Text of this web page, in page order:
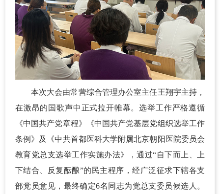
本次大会由常营综合管理办公室主任王翔宇主持，
在激昂的国歌声中正式拉开帷幕。选举工作严格遵循
《中国共产党章程》《中国共产党基层党组织选举工作
条例》及《中共首都医科大学附属北京朝阳医院委员会
教育党总支选举工作实施办法》，通过“自下而上、上
下结合、反复酝酿”的民主程序，经广泛征求下辖各支
部党员意见，最终确定6名同志为党总支委员候选人。